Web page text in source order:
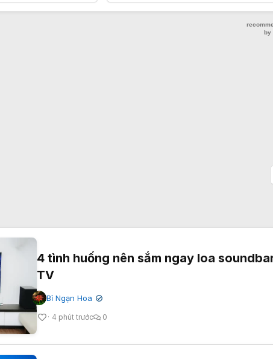
4 tình huống nên sắm ngay loa
TV
Bỉ Ngạn Hoa ✔
4 phút trước 0